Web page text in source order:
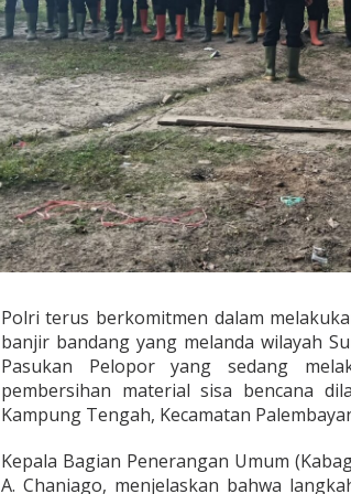
i
m
S
A
R
R
e
s
i
m
e
n
I
I
a
s
u
k
a
n
e
Polri terus berkomitmen dalam
banjir bandang yang melanda wilayah
Pasukan Pelopor yang sedang
pembersihan material sisa bencana
Kampung Tengah, Kecamatan
​Kepala Bagian Penerangan Umum
A. Chaniago, menjelaskan bahwa